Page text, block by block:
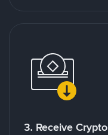
3. Receive Crypto